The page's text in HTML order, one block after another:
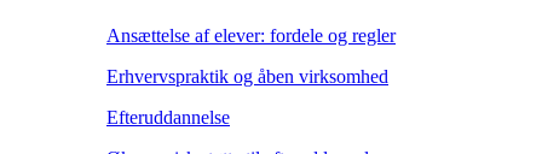
Ansættelse af elever: fordele og regler
Erhvervspraktik og åben virksomhed
Efteruddannelse